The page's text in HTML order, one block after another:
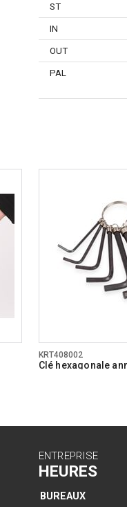
ST
IN
OUT
PAL
KRT408002
Clé hexagonale
ENTREPRISE
HEURES
BUREAUX